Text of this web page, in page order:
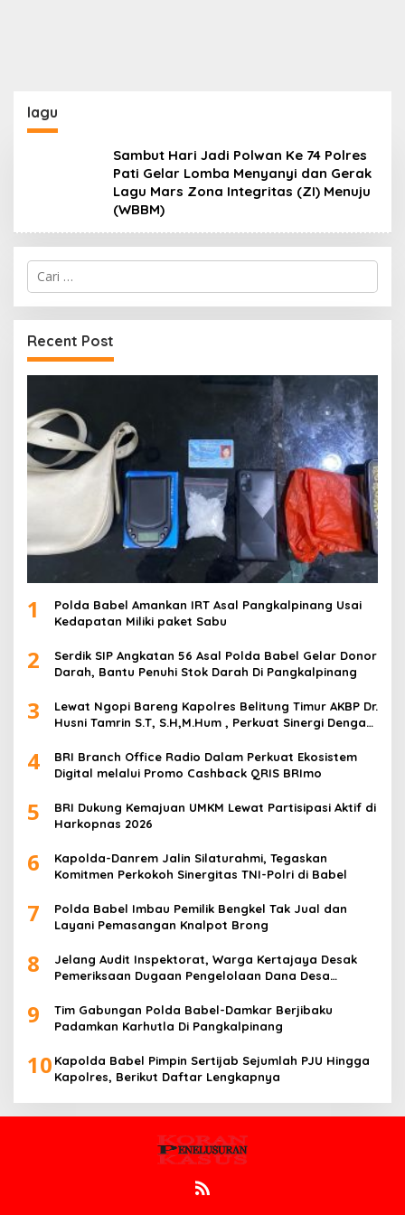
lagu
Sambut Hari Jadi Polwan Ke 74 Polres
Pati Gelar Lomba Menyanyi dan Gerak
Lagu Mars Zona Integritas (ZI) Menuju
(WBBM)
Cari
untuk:
Recent Post
1
Polda Babel Amankan IRT Asal Pangkalpinang Usai
Kedapatan Miliki paket Sabu
2
Serdik SIP Angkatan 56 Asal Polda Babel Gelar Donor
Darah, Bantu Penuhi Stok Darah Di Pangkalpinang
3
Lewat Ngopi Bareng Kapolres Belitung Timur AKBP Dr.
Husni Tamrin S.T, S.H,M.Hum , Perkuat Sinergi Dengan
4
BRI Branch Office Radio Dalam Perkuat Ekosistem
Digital melalui Promo Cashback QRIS BRImo
5
BRI Dukung Kemajuan UMKM Lewat Partisipasi Aktif di
Harkopnas 2026
6
Kapolda-Danrem Jalin Silaturahmi, Tegaskan
Komitmen Perkokoh Sinergitas TNI-Polri di Babel
7
Polda Babel Imbau Pemilik Bengkel Tak Jual dan
Layani Pemasangan Knalpot Brong
8
Jelang Audit Inspektorat, Warga Kertajaya Desak
Pemeriksaan Dugaan Pengelolaan Dana Desa
9
Tim Gabungan Polda Babel-Damkar Berjibaku
Padamkan Karhutla Di Pangkalpinang
10 Kapolda Babel Pimpin Sertijab Sejumlah PJU Hingga
Kapolres, Berikut Daftar Lengkapnya